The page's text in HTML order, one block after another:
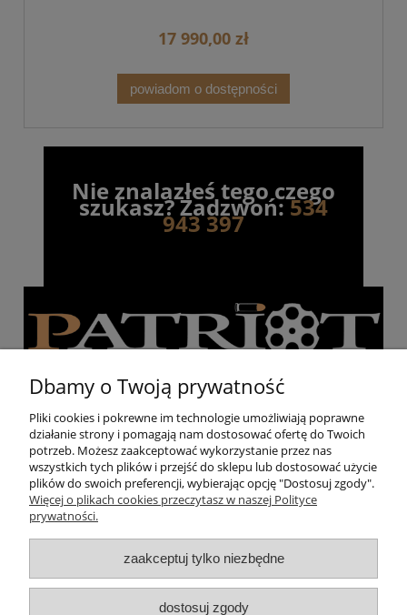
17 990,00 zł
powiadom o dostępności
Nie znalazłeś tego czego
szukasz? Zadzwoń:534
943 397
Pomoc
Moje konto
O nas
Dbamy o Twoją prywatność
Pliki cookies i pokrewne im technologie umożliwiają poprawne
działanie strony i pomagają nam dostosować ofertę do Twoich
potrzeb. Możesz zaakceptować wykorzystanie przez nas
wszystkich tych plików i przejść do sklepu lub dostosować użycie
plików do swoich preferencji, wybierając opcję "Dostosuj zgody".
Więcej o plikach cookies przeczytasz w naszej Polityce
prywatności.
zaakceptuj tylko niezbędne
dostosuj zgody